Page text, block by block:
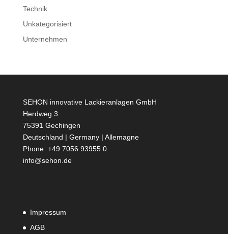
Technik
Unkategorisiert
Unternehmen
SEHON innovative Lackieranlagen GmbH
Herdweg 3
75391 Gechingen
Deutschland | Germany | Allemagne
Phone: +49 7056 93955 0
info@sehon.de
Impressum
AGB